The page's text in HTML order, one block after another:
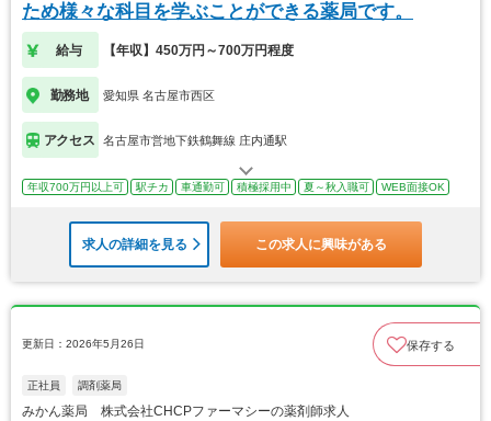
ため様々な科目を学ぶことができる薬局です。
給与 【年収】450万円～700万円程度
勤務地 愛知県 名古屋市西区
アクセス 名古屋市営地下鉄鶴舞線 庄内通駅
年収700万円以上可 駅チカ 車通勤可 積極採用中 夏～秋入職可 WEB面接OK
求人の詳細を見る この求人に興味がある
更新日：2026年5月26日 保存する
正社員 調剤薬局
みかん薬局 株式会社CHCPファーマシーの薬剤師求人